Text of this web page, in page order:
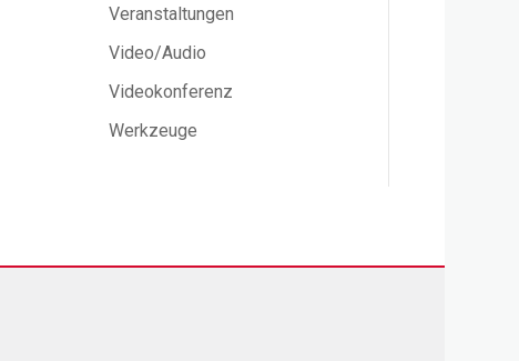
Veranstaltungen
Video/Audio
Videokonferenz
Werkzeuge